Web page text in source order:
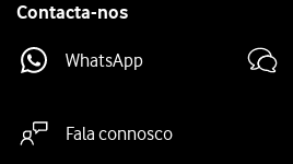
Contacta-nos
WhatsApp
Fala connosco